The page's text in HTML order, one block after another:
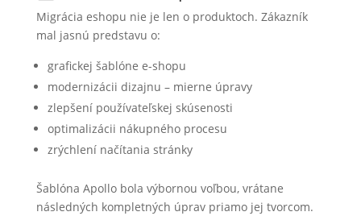
Migrácia eshopu nie je len o produktoch. Zákazník
mal jasnú predstavu o:
grafickej šablóne e-shopu
modernizácii dizajnu – mierne úpravy
zlepšení používateľskej skúsenosti
optimalizácii nákupného procesu
zrýchlení načítania stránky
Šablóna Apollo bola výbornou voľbou, vrátane
následných kompletných úprav priamo jej tvorcom.